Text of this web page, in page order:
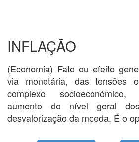
INFLAÇÃO
(Economia) Fato ou efeito
via monetária, das tensões
complexo
aumento do nível geral
desvalorização da moeda. É o